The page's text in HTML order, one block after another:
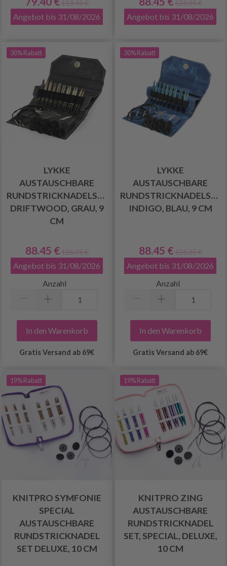
113.45 €
Angebot bis 31/08/2026
126.35 €
Angebot bis 31/08/2026
30% Rabatt
LYKKE
AUSTAUSCHBARE
RUNDSTRICKNADELSET
DRIFTWOOD, GRAU, 9
CM
88.45 € 126.35 €
Angebot bis 31/08/2026
Anzahl
In den Warenkorb
Gratis Versand ab 69€
30% Rabatt
LYKKE
AUSTAUSCHBARE
RUNDSTRICKNADELSET
INDIGO, BLAU, 9 CM
88.45 € 126.35 €
Angebot bis 31/08/2026
Anzahl
In den Warenkorb
Gratis Versand ab 69€
19% Rabatt
KNITPRO SYMFONIE
SPECIAL
AUSTAUSCHBARE
RUNDSTRICKNADEL
SET DELUXE, 10 CM
19% Rabatt
KNITPRO ZING
AUSTAUSCHBARE
RUNDSTRICKNADEL
SET, SPECIAL, DELUXE,
10 CM